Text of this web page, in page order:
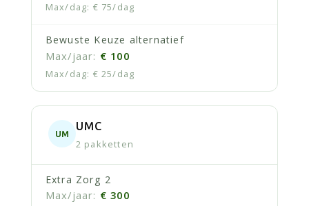
€ 75/dag
Bewuste Keuze alternatief
€ 100
€ 25/dag
UM
UMC
2 pakketten
Extra Zorg 2
€ 300